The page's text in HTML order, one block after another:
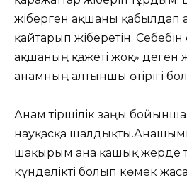
жіберген ақшаны қабылдап
қайтарып жіберетін. Себебін
ақшаның қажеті жоқ» деген
анамның алтыншы өтірігі
Анам тіршілік заңы
науқасқа
шақырым ғана қашық жерде
күнделікті болып көмек